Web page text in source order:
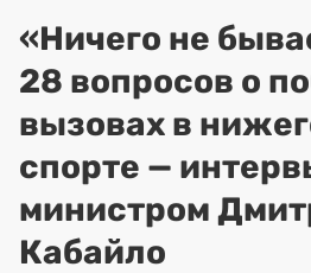
«Ничего не
28 вопросов о
вызовах в
спорте —
министром
Кабайло